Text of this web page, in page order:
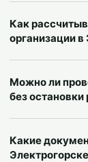
Как
организации в
Можно ли
без остановки
Какие